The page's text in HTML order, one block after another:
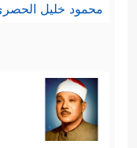
محمود خليل